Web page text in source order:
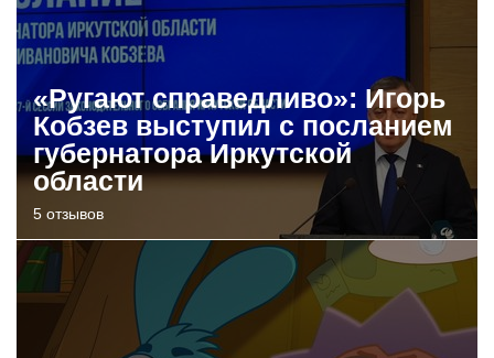
«Ругают справедливо»: Игорь
Кобзев выступил с посланием
губернатора Иркутской
области
5 отзывов